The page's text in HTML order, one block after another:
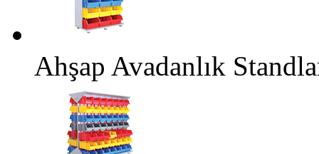
Ahşap Avadanlık